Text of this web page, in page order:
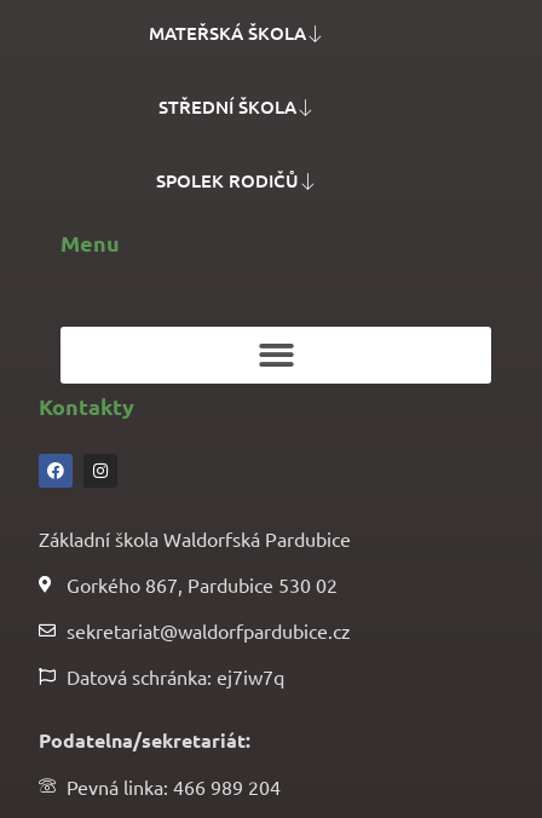
MATEŘSKÁ ŠKOLA
STŘEDNÍ ŠKOLA
SPOLEK RODIČŮ
Menu
Kontakty
Základní škola Waldorfská Pardubice
Gorkého 867, Pardubice 530 02
sekretariat@waldorfpardubice.cz
Datová schránka: ej7iw7q
Podatelna/sekretariát:
Pevná linka: 466 989 204